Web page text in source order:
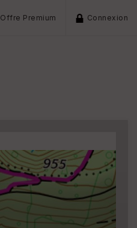
Offre Premium Connexion